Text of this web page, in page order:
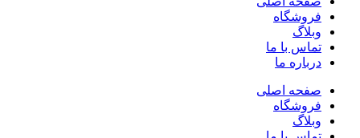
فروشگاه
وبلاگ
تماس با ما
درباره ما
صفحه اصلی
فروشگاه
وبلاگ